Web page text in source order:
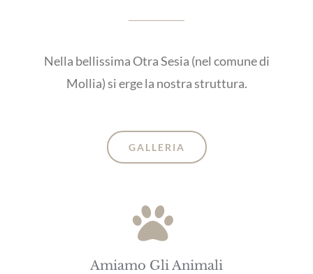
Nella bellissima Otra Sesia (nel comune di
Mollia) si erge la nostra struttura.
GALLERIA
Amiamo Gli Animali